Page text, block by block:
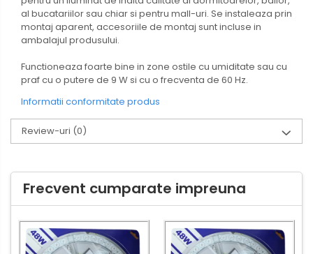
al bucatariilor sau chiar si pentru mall-uri. Se instaleaza prin
montaj aparent, accesoriile de montaj sunt incluse in
ambalajul produsului.
Functioneaza foarte bine in zone ostile cu umiditate sau cu
praf cu o putere de 9 W si cu o frecventa de 60 Hz.
Informatii conformitate produs
Review-uri (0)
Frecvent cumparate impreuna